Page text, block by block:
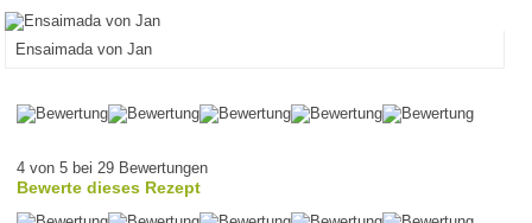
Ensaimada von Jan
4 von 5 bei 29 Bewertungen
Bewerte dieses Rezept